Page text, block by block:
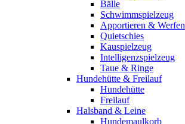
Bälle
Schwimmspielzeug
Apportieren & Werfen
Quietschies
Kauspielzeug
Intelligenzspielzeug
Taue & Ringe
Hundehütte & Freilauf
Hundehütte
Freilauf
Halsband & Leine
Hundemaulkorb